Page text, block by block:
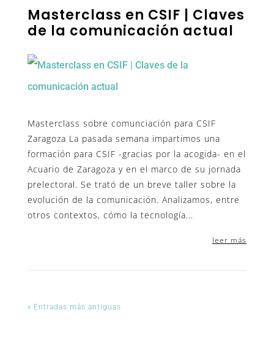
Masterclass en CSIF | Claves
de la comunicación actual
Masterclass sobre comunciación para CSIF
Zaragoza La pasada semana impartimos una
formación para CSIF -gracias por la acogida- en el
Acuario de Zaragoza y en el marco de su jornada
prelectoral. Se trató de un breve taller sobre la
evolución de la comunicación. Analizamos, entre
otros contextos, cómo la tecnología...
leer más
« Entradas más antiguas